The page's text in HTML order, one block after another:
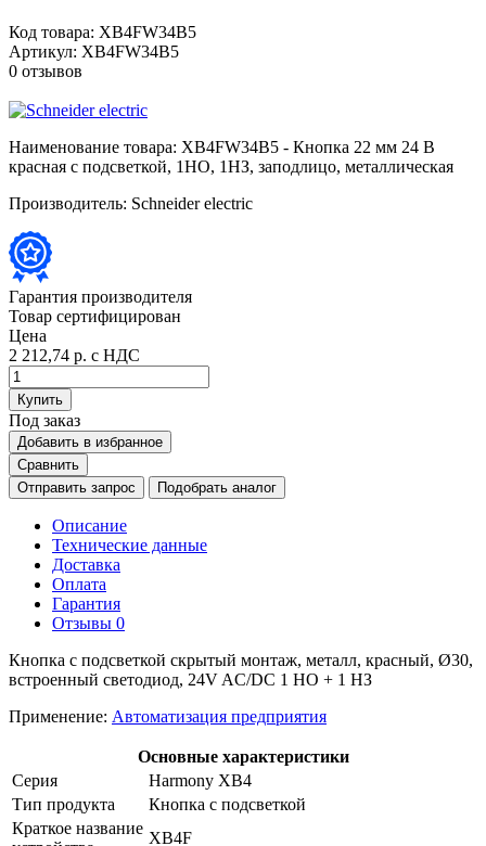
Код товара: XB4FW34B5
Артикул: XB4FW34B5
0 отзывов
Наименование товара: XB4FW34B5 - Кнопка 22 мм 24 В
красная с подсветкой, 1НО, 1НЗ, заподлицо, металлическая
Производитель: Schneider electric
Гарантия производителя
Товар сертифицирован
Цена
2 212,74 р. с НДС
Купить
Под заказ
Добавить в избранное
Сравнить
Отправить запрос
Подобрать аналог
Описание
Технические данные
Доставка
Оплата
Гарантия
Отзывы 0
Кнопка с подсветкой скрытый монтаж, металл, красный, Ø30,
встроенный светодиод, 24V AC/DC 1 НО + 1 НЗ
Применение: Автоматизация предприятия
Основные характеристики
Серия
Harmony XB4
Тип продукта
Кнопка с подсветкой
Краткое название
XB4F